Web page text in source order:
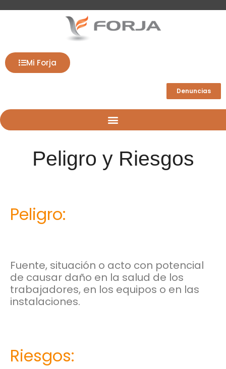
Mi Forja
Denuncias
Peligro y Riesgos
Peligro:
Fuente, situación o acto con potencial
de causar daño en la salud de los
trabajadores, en los equipos o en las
instalaciones.
Riesgos: